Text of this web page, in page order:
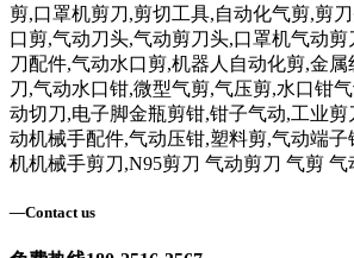
剪,口罩机剪刀,剪切工具,自动化气剪,剪
口剪,气动刀头,气动剪刀头,口罩机气动
刀配件,气动水口剪,机器人自动化剪,金
刀,气动水口钳,微型气剪,气压剪,水口钳
动切刀,电子脚金瓶剪钳,钳子气动,工业
动机械手配件,气动压钳,塑料剪,气动端子
机机械手剪刀,N95剪刀 气动剪刀 气剪
—Contact us